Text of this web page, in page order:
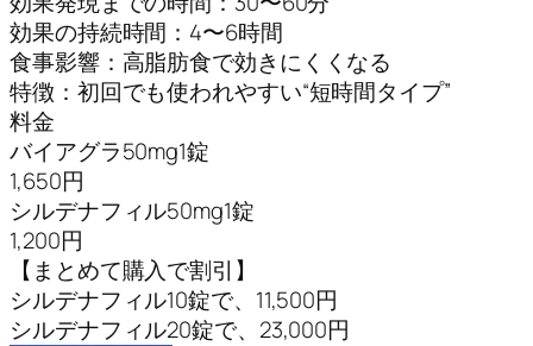
効果の持続時間：4〜6時間
食事影響：高脂肪食で効きにくくなる
特徴：初回でも使われやすい“短時間タイプ”
料金
バイアグラ50mg1錠
1,650円
シルデナフィル50mg1錠
1,200円
【まとめて購入で割引】
シルデナフィル10錠で、11,500円
シルデナフィル20錠で、23,000円